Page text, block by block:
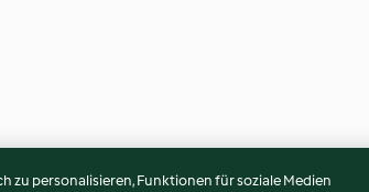
zu personalisieren, Funktionen für soziale Medien